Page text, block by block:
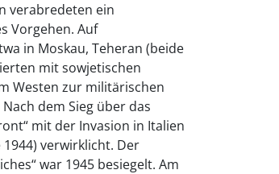
verabredeten ein
Vorgehen. Auf
in Moskau, Teheran (beide
mit sowjetischen
Westen zur militärischen
dem Sieg über das
mit der Invasion in Italien
verwirklicht. Der
war 1945 besiegelt. Am